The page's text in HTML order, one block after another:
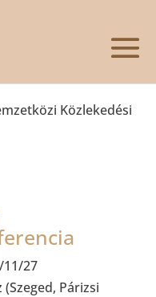
Közlekedési
11/27
(Szeged, Párizsi